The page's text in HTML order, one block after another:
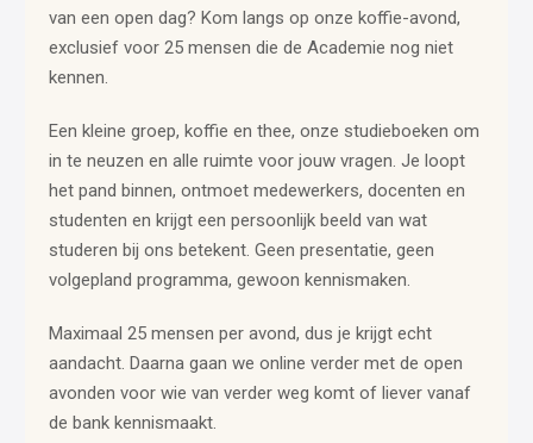
van een open dag? Kom langs op onze koffie-avond,
exclusief voor 25 mensen die de Academie nog niet
kennen.
Een kleine groep, koffie en thee, onze studieboeken om
in te neuzen en alle ruimte voor jouw vragen. Je loopt
het pand binnen, ontmoet medewerkers, docenten en
studenten en krijgt een persoonlijk beeld van wat
studeren bij ons betekent. Geen presentatie, geen
volgepland programma, gewoon kennismaken.
Maximaal 25 mensen per avond, dus je krijgt echt
aandacht. Daarna gaan we online verder met de open
avonden voor wie van verder weg komt of liever vanaf
de bank kennismaakt.